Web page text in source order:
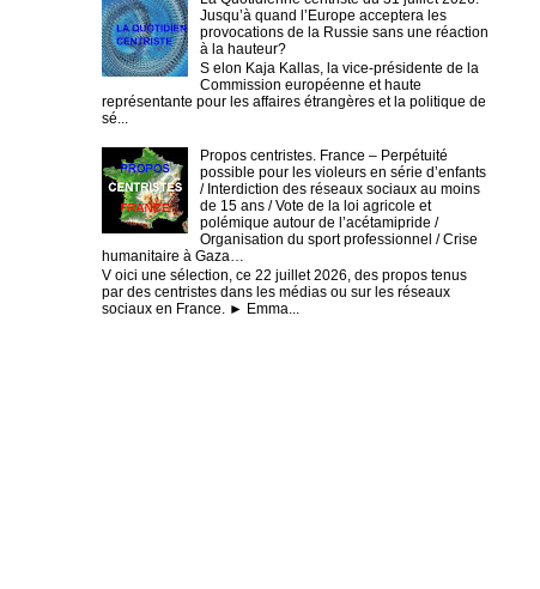
Jusqu’à quand l’Europe acceptera les
provocations de la Russie sans une réaction
à la hauteur?
S elon Kaja Kallas, la vice-présidente de la
Commission européenne et haute
représentante pour les affaires étrangères et la politique de
sé...
Propos centristes. France – Perpétuité
possible pour les violeurs en série d’enfants
/ Interdiction des réseaux sociaux au moins
de 15 ans / Vote de la loi agricole et
polémique autour de l’acétamipride /
Organisation du sport professionnel / Crise
humanitaire à Gaza…
V oici une sélection, ce 22 juillet 2026, des propos tenus
par des centristes dans les médias ou sur les réseaux
sociaux en France. ► Emma...